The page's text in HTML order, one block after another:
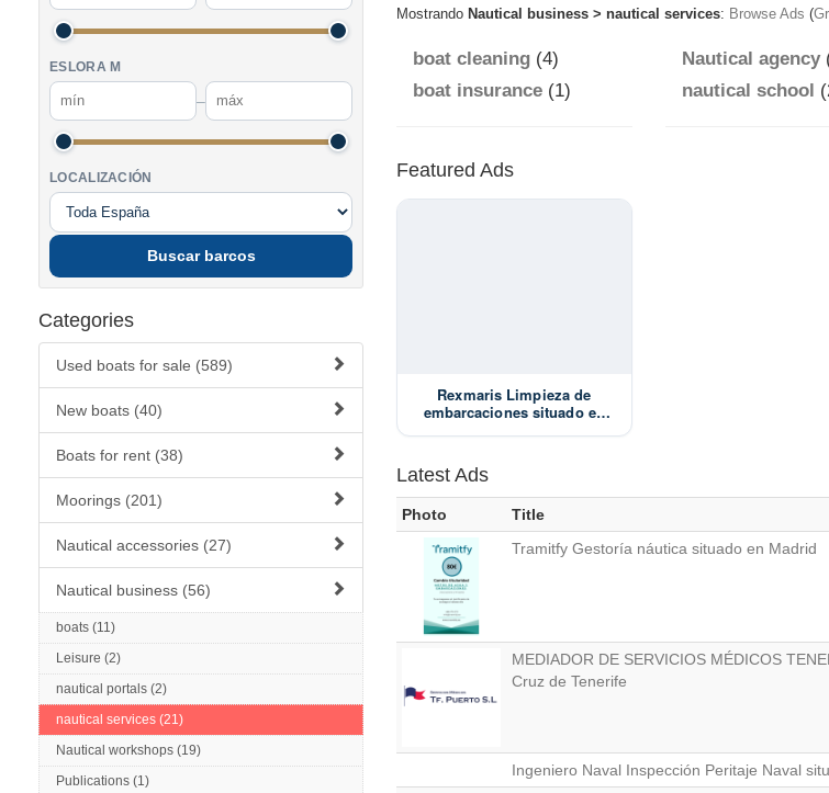
ESLORA M
–
LOCALIZACIÓN
Buscar barcos
Categories
Used boats for sale (589)
New boats (40)
Boats for rent (38)
Moorings (201)
Nautical accessories (27)
Nautical business (56)
boats (11)
Leisure (2)
nautical portals (2)
nautical services (21)
Nautical workshops (19)
Publications (1)
Mostrando Nautical business > nautical services: Browse Ads (
boat cleaning (4)
boat insurance (1)
Nautical agency
nautical school
Featured Ads
Rexmaris Limpieza de
embarcaciones situado en
Latest Ads
Photo Title
Tramitfy Gestoría náutica situado en Madrid
MEDIADOR DE SERVICIOS MÉDICOS
Cruz de Tenerife
Ingeniero Naval Inspección Peritaje Naval